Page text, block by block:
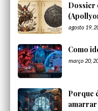
Dossier
agosto 19,
Como
março 20,
Porque
amarrar